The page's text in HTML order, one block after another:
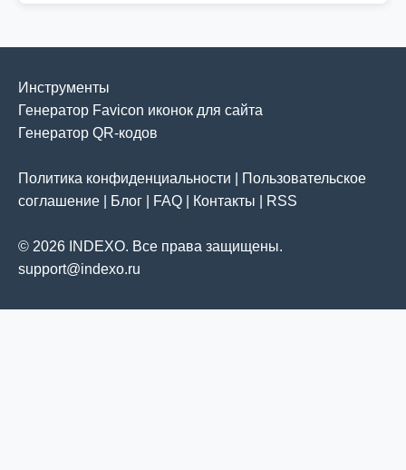
Инструменты
Генератор Favicon иконок для сайта
Генератор QR-кодов
Политика конфиденциальности
Пользовательское
соглашение
Блог FAQ Контакты RSS
© 2026 INDEXO. Все права защищены.
support@indexo.ru